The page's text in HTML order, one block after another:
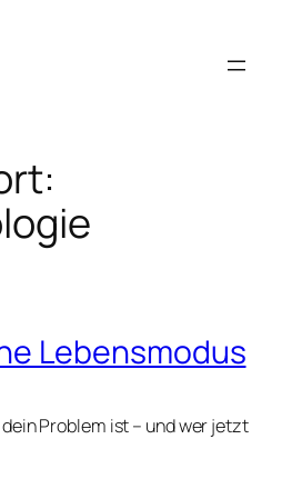
Lebensmodus
Problem ist – und wer jetzt